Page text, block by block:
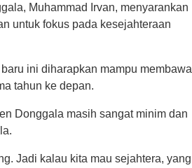
Muhammad Irvan, menyarankan
untuk fokus pada kesejahteraan
ini diharapkan mampu membawa
tahun ke depan.
Donggala masih sangat minim dan
Jadi kalau kita mau sejahtera, yang